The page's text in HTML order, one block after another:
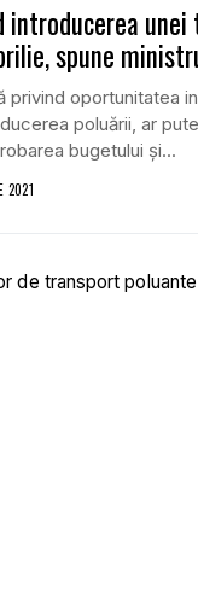
introducerea
spune
privind oportunitatea
poluării, ar
bugetului şi...
2021